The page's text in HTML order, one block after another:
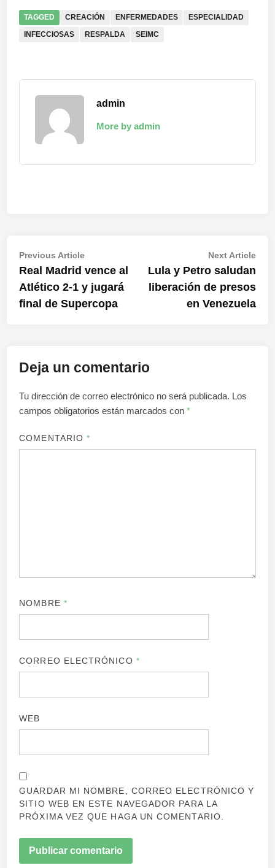
TAGGED CREACIÓN ENFERMEDADES
ESPECIALIDAD
INFECCIOSAS
RESPALDA SEIMC
admin
More by admin
Navegación
de
entradas
Previous ArticlePrevious
article:
Real Madrid vence al
Atlético 2-1 y jugará
final de Supercopa
Next ArticleNext
Lula y Petro saludan
liberación de presos
en Venezuela
Deja un comentario
Tu dirección de correo electrónico no será publicada. Los
campos obligatorios están marcados con*
COMENTARIO*
NOMBRE *
CORREO ELECTRÓNICO *
WEB
GUARDAR MI NOMBRE, CORREO ELECTRÓNICO Y
SITIO WEB EN ESTE NAVEGADOR PARA LA
PRÓXIMA VEZ QUE HAGA UN COMENTARIO.